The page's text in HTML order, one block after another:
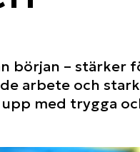
början – stärker
arbete och
med trygga